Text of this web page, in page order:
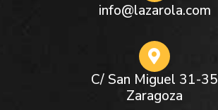
info@lazarola.com
C/ San Miguel 31-35
Zaragoza